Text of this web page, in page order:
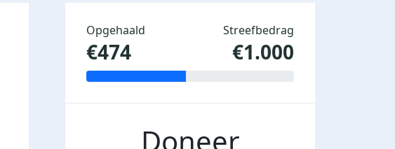
Opgehaald
€474
Streefbedrag
€1.000
Doneer